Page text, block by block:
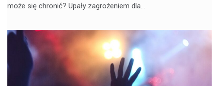
może się chronić? Upały zagrożeniem dla…